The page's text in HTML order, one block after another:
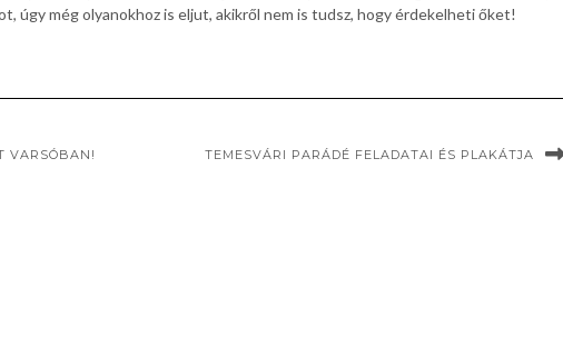
úgy még olyanokhoz is eljut, akikről nem is tudsz, hogy érdekelheti őket!
VARSÓBAN! TEMESVÁRI PARÁDÉ FELADATAI ÉS PLAKÁTJA